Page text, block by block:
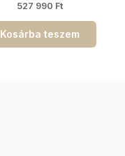
527 990 Ft
Kosárba teszem